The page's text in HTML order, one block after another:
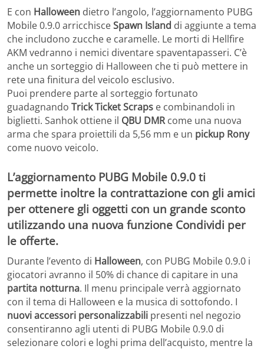
E con Halloween dietro l’angolo, l’aggiornamento PUBG
Mobile 0.9.0 arricchisceSpawn Island di aggiunte a tema
che includono zucche e caramelle. Le morti di Hellfire
AKM vedranno i nemici diventare spaventapasseri. C’è
anche un sorteggio di Halloween che ti può mettere in
rete una finitura del veicolo esclusivo.
Puoi prendere parte al sorteggio fortunato
guadagnando Trick Ticket Scraps e combinandoli in
biglietti. Sanhok ottiene il QBU DMRcome una nuova
arma che spara proiettili da 5,56 mm e un pickup Rony
come nuovo veicolo.
L’aggiornamento PUBG Mobile 0.9.0 ti
permette inoltre la contrattazione con gli amici
per ottenere gli oggetti con un grande sconto
utilizzando una nuova funzione Condividi per
le offerte.
Durante l’evento di Halloween, con PUBG Mobile 0.9.0 i
giocatori avranno il 50% di chance di capitare in una
partita notturna. Il menu principale verrà aggiornato
con il tema di Halloween e la musica di sottofondo. I
nuovi accessori personalizzabili presenti nel negozio
consentiranno agli utenti di PUBG Mobile 0.9.0 di
selezionare colori e loghi prima dell’acquisto, mentre la